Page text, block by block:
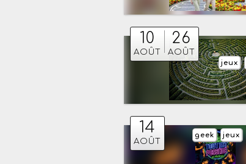
10
AOÛT
26
AOÛT
jeux
14
AOÛT
jeux
geek